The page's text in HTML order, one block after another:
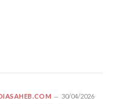
30/04/2026